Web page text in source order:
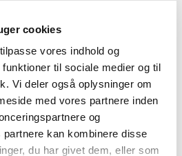
cookies
vores indhold og
til sociale medier og til
Vi deler også oplysninger om
med vores partnere inden
og
kan kombinere disse
du har givet dem, eller som
Apotek er ledig pr. 1. april
får ikke generelt
tilskud